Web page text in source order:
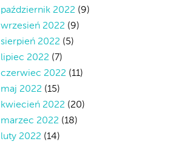
październik 2022 (9)
wrzesień 2022 (9)
sierpień 2022 (5)
lipiec 2022 (7)
czerwiec 2022 (11)
maj 2022 (15)
kwiecień 2022 (20)
marzec 2022 (18)
luty 2022 (14)